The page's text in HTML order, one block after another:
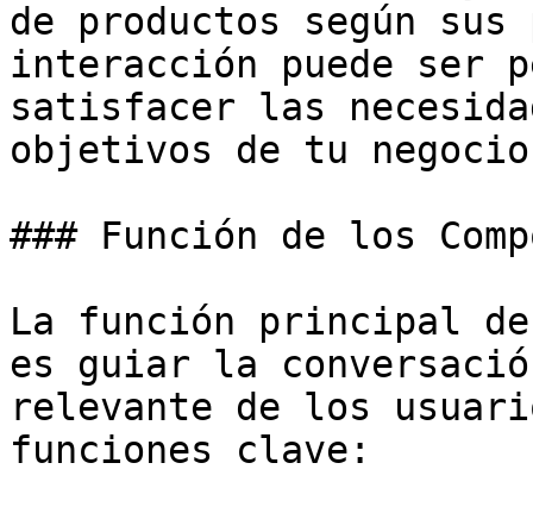
de productos según
interacción puede ser
satisfacer las
objetivos de tu
### Función de los
La función principal
es guiar la
relevante de los
funciones clave: